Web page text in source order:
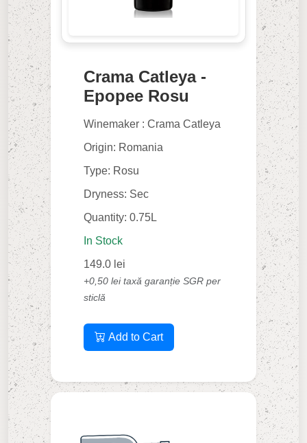
Crama Catleya -
Epopee Rosu
Winemaker : Crama Catleya
Origin: Romania
Type: Rosu
Dryness: Sec
Quantity: 0.75L
In Stock
149.0 lei
+0,50 lei taxă garanție SGR per
sticlă
Add to Cart